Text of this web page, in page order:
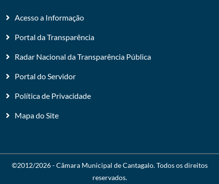
Acesso a Informação
Portal da Transparência
Radar Nacional da Transparência Pública
Portal do Servidor
Política de Privacidade
Mapa do Site
©2012/2026 -Câmara Municipal de Cantagalo. Todos os direitos
reservados.